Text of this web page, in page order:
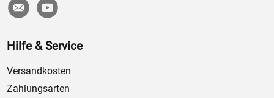
Hilfe & Service
Versandkosten
Zahlungsarten